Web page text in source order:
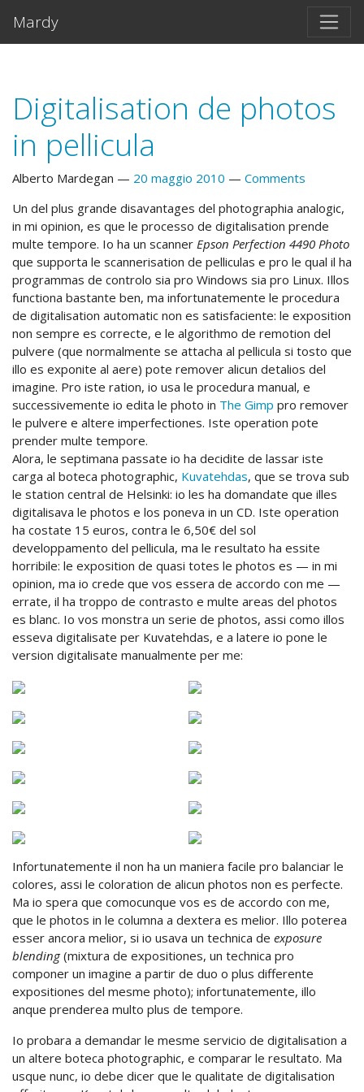
Mardy
Digitalisation de photos
in pellicula
Alberto Mardegan 20 maggio 2010
Comments
Un del plus grande disavantages del photographia analogic,
in mi opinion, es que le processo de digitalisation prende
multe tempore. Io ha un scanner Epson Perfection 4490 Photo
que supporta le scannerisation de pelliculas e pro le qual il ha
programmas de controlo sia pro Windows sia pro Linux. Illos
functiona bastante ben, ma infortunatemente le procedura
de digitalisation automatic non es satisfaciente: le exposition
non sempre es correcte, e le algorithmo de remotion del
pulvere (que normalmente se attacha al pellicula si tosto que
illo es exponite al aere) pote remover alicun detalios del
imagine. Pro iste ration, io usa le procedura manual, e
successivemente io edita le photo in The Gimp pro remover
le pulvere e altere imperfectiones. Iste operation pote
prender multe tempore.
Alora, le septimana passate io ha decidite de lassar iste
carga al boteca photographic, Kuvatehdas, que se trova sub
le station central de Helsinki: io les ha domandate que illes
digitalisava le photos e los poneva in un CD. Iste operation
ha costate 15 euros, contra le 6,50€ del sol
developpamento del pellicula, ma le resultato ha essite
horribile: le exposition de quasi totes le photos es — in mi
opinion, ma io crede que vos essera de accordo con me —
errate, il ha troppo de contrasto e multe areas del photos
es blanc. Io vos monstra un serie de photos, assi como illos
esseva digitalisate per Kuvatehdas, e a latere io pone le
version digitalisate manualmente per me:
Infortunatemente il non ha un maniera facile pro balanciar le
colores, assi le coloration de alicun photos non es perfecte.
Ma io spera que comocunque vos es de accordo con me,
que le photos in le columna a dextera es melior. Illo poterea
esser ancora melior, si io usava un technica de exposure
blending(mixtura de expositiones, un technica pro
componer un imagine a partir de duo o plus differente
expositiones del mesme photo); infortunatemente, illo
anque prenderea multo plus de tempore.
Io probara a demandar le mesme servicio de digitalisation a
un altere boteca photographic, e comparar le resultato. Ma
usque nunc, io debe dicer que le qualitate de digitalisation